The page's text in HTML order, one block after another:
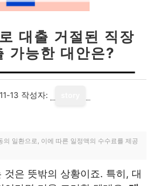
대출 거절된 직장
가능한 대안은?
13 작성자:
의 일환으로, 이에 따른 일정액의 수수료를 제공
것은 뜻밖의 상황이죠. 특히, 대